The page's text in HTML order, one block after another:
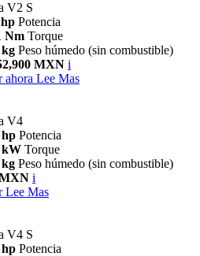
V2 S
hp Potencia
Nm Torque
kg Peso húmedo (sin combustible)
MXN i
ahora Lee Mas
V4
hp Potencia
kW Torque
kg Peso húmedo (sin combustible)
i
Lee Mas
V4 S
hp Potencia